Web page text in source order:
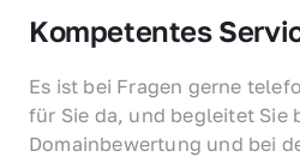
Kompetentes
Es ist bei Fragen gerne
für Sie da, und begleitet Sie
Domainbewertung und bei